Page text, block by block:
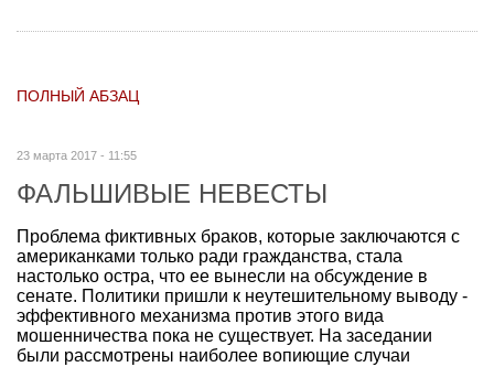
ПОЛНЫЙ АБЗАЦ
23 марта 2017 - 11:55
ФАЛЬШИВЫЕ НЕВЕСТЫ
Проблема фиктивных браков, которые заключаются с
американками только ради гражданства, стала
настолько остра, что ее вынесли на обсуждение в
сенате. Политики пришли к неутешительному выводу -
эффективного механизма против этого вида
мошенничества пока не существует. На заседании
были рассмотрены наиболее вопиющие случаи